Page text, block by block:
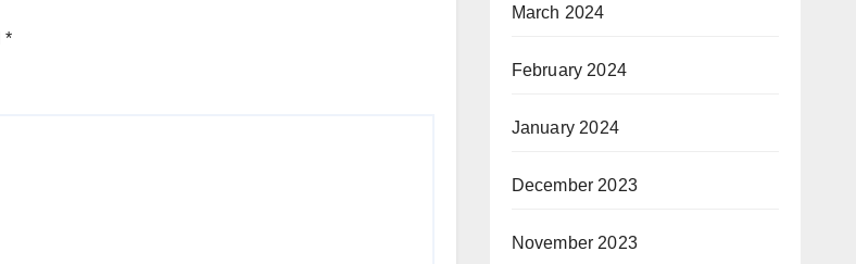
*
March 2024
February 2024
January 2024
December 2023
November 2023